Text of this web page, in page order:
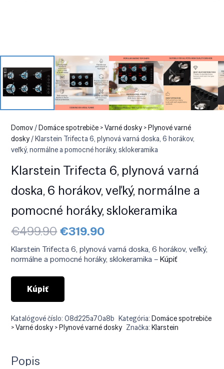
Domov/Domáce spotrebiče > Varné dosky > Plynové varné
dosky/ Klarstein Trifecta 6, plynová varná doska, 6 horákov,
veľký, normálne a pomocné horáky, sklokeramika
Klarstein Trifecta 6, plynová varná
doska, 6 horákov, veľký, normálne a
pomocné horáky, sklokeramika
€499.90Pôvodná
cena
bola:
€499.90.
€319.90Aktuálna
je:
€319.90.
Klarstein Trifecta 6, plynová varná doska, 6 horákov, veľký,
normálne a pomocné horáky, sklokeramika –Kúpiť
Kúpiť
Katalógové číslo:08d225a70a8b Kategória:Domáce spotrebiče
> Varné dosky > Plynové varné dosky Značka:Klarstein
Popis